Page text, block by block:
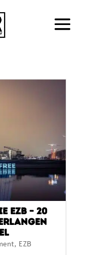
– 20
, EZB